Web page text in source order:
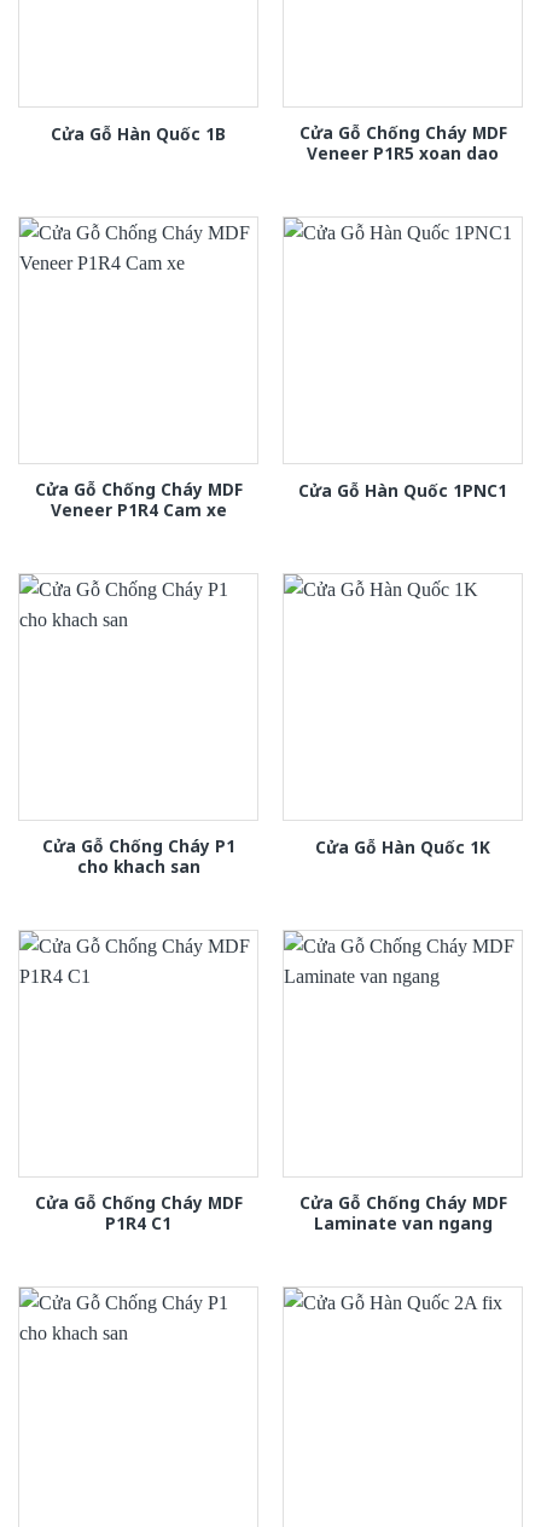
Cửa Gỗ Hàn Quốc 1B
Cửa Gỗ Chống Cháy MDF
Veneer P1R5 xoan dao
Cửa Gỗ Chống Cháy MDF
Veneer P1R4 Cam xe
Cửa Gỗ Hàn Quốc 1PNC1
Cửa Gỗ Chống Cháy P1
cho khach san
Cửa Gỗ Hàn Quốc 1K
Cửa Gỗ Chống Cháy MDF
P1R4 C1
Cửa Gỗ Chống Cháy MDF
Laminate van ngang